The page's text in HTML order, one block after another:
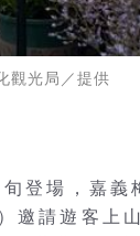
觀光局／提供
登場，嘉義
邀請遊客上